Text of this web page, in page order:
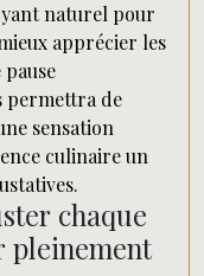
naturel pour
apprécier les
permettra de
sensation
culinaire un
chaque
pleinement